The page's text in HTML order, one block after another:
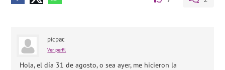
picpac
Ver perfil
Hola, el día 31 de agosto, o sea ayer, me hicieron la